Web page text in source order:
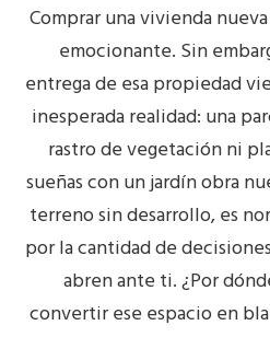
Comprar una vivienda
emocionante. Sin
entrega de esa propiedad
inesperada realidad: una
rastro de vegetación ni
sueñas con unjardín obra
terreno sin desarrollo, es
por la cantidad de
abren ante ti. ¿Por
convertir ese espacio en